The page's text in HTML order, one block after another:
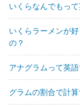
いくらなんでもっ
いくらラーメンが
の？
アナグラムって英
グラムの割合で計